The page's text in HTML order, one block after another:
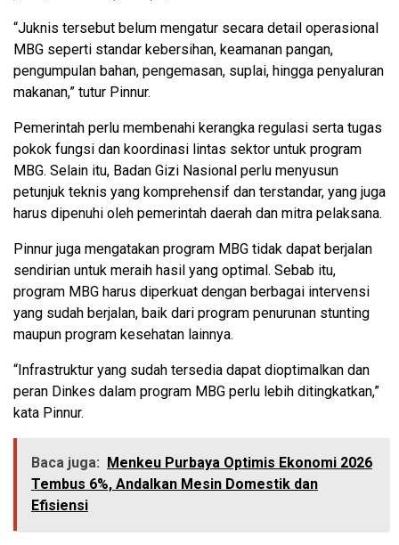
“Juknis tersebut belum mengatur secara detail operasional
MBG seperti standar kebersihan, keamanan pangan,
pengumpulan bahan, pengemasan, suplai, hingga penyaluran
makanan,” tutur Pinnur.
Pemerintah perlu membenahi kerangka regulasi serta tugas
pokok fungsi dan koordinasi lintas sektor untuk program
MBG. Selain itu, Badan Gizi Nasional perlu menyusun
petunjuk teknis yang komprehensif dan terstandar, yang juga
harus dipenuhi oleh pemerintah daerah dan mitra pelaksana.
Pinnur juga mengatakan program MBG tidak dapat berjalan
sendirian untuk meraih hasil yang optimal. Sebab itu,
program MBG harus diperkuat dengan berbagai intervensi
yang sudah berjalan, baik dari program penurunan stunting
maupun program kesehatan lainnya.
“Infrastruktur yang sudah tersedia dapat dioptimalkan dan
peran Dinkes dalam program MBG perlu lebih ditingkatkan,”
kata Pinnur.
Baca juga: Menkeu Purbaya Optimis Ekonomi 2026
Tembus 6%, Andalkan Mesin Domestik dan
Efisiensi